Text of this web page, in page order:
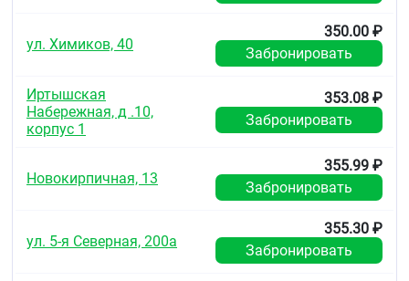
ул. Химиков, 40
350.00 ₽
Забронировать
Иртышская
Набережная, д .10,
корпус 1
353.08 ₽
Забронировать
Новокирпичная, 13
355.99 ₽
Забронировать
ул. 5-я Северная, 200а
355.30 ₽
Забронировать